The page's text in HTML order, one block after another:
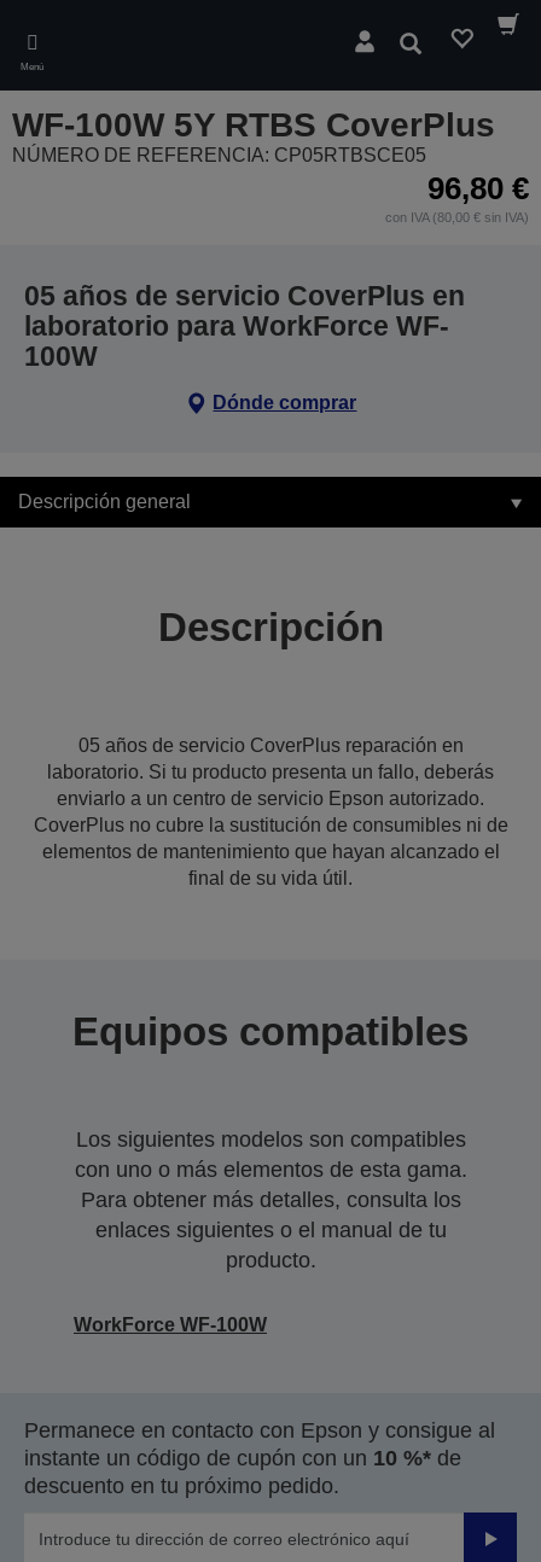
main
content
Menú
Buscar
WF-100W 5Y RTBS CoverPlus
NÚMERO DE REFERENCIA: CP05RTBSCE05
96,80 €
con IVA (80,00 € sin IVA)
05 años de servicio CoverPlus en
laboratorio para WorkForce WF-
100W
Dónde comprar
Descripción general
Descripción
05 años de servicio CoverPlus reparación en
laboratorio. Si tu producto presenta un fallo, deberás
enviarlo a un centro de servicio Epson autorizado.
CoverPlus no cubre la sustitución de consumibles ni de
elementos de mantenimiento que hayan alcanzado el
final de su vida útil.
Equipos compatibles
Los siguientes modelos son compatibles
con uno o más elementos de esta gama.
Para obtener más detalles, consulta los
enlaces siguientes o el manual de tu
producto.
WorkForce WF-100W
Permanece en contacto con Epson y consigue al
instante un código de cupón con un 10 %* de
descuento en tu próximo pedido.
Enviar